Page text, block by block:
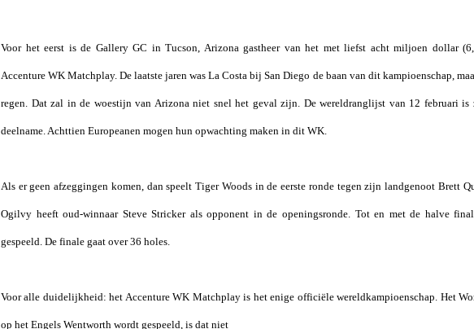
Voor het eerst is de Gallery GC in Tucson, Arizona gastheer van het met liefst acht miljoen dollar
Accenture WK Matchplay. De laatste jaren wasLa Costa bij San Diego de baan van dit kampioenschap,
regen. Dat zal in de woestijn van Arizona niet snel het geval zijn. De wereldranglijst van 12 februari is
deelname. Achttien Europeanen mogen hun opwachting maken in dit WK.
Als er geen afzeggingen komen, dan speelt Tiger Woods in de eerste ronde tegen zijn landgenoot Brett
Ogilvy heeft oud-winnaar Steve Stricker als opponent in de openingsronde. Tot en met de halve
gespeeld. De finale gaat over 36 holes.
Voor alle duidelijkheid: het Accenture WK Matchplay is het enige officiële wereldkampioenschap. Het
op het Engels Wentworth wordt gespeeld, is dat niet